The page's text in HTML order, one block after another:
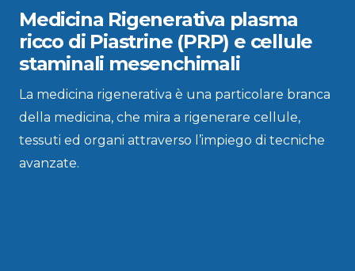
Medicina Rigenerativa plasma
ricco di Piastrine (PRP) e cellule
staminali mesenchimali
La medicina rigenerativa è una particolare branca
della medicina, che mira a rigenerare cellule,
tessuti ed organi attraverso l’impiego di tecniche
avanzate.